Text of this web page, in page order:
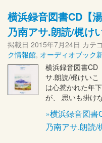
横浜録音図書CD【
乃南アサ.朗読/梶け
掲載日 2015年7月24日 カテ
ク情報館, オーディオブック
横浜録音図書
サ.朗読/梶けい
は心惹かれた年
が、 思いも掛け
»横浜録音図
乃南アサ.朗読